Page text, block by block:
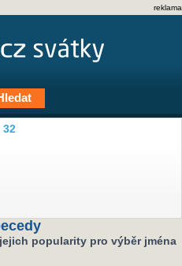
reklama
32
popularity pro výběr jména